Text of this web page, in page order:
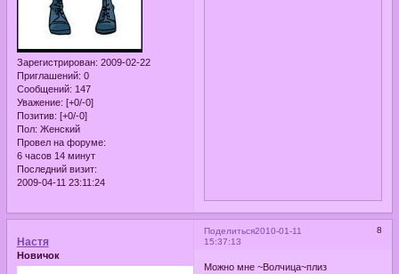
Зарегистрирован: 2009-02-22
Приглашений: 0
Сообщений: 147
Уважение: [+0/-0]
Позитив: [+0/-0]
Пол: Женский
Провел на форуме:
6 часов 14 минут
Последний визит:
2009-04-11 23:11:24
Поделиться 8
2010-01-11
15:37:13
Настя
Новичок
Можно мне ~Волчица~плиз